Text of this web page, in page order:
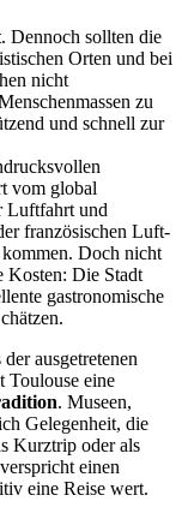
. Dennoch sollten die
Orten und bei
nicht
zu
und schnell zur
vom global
Luftfahrt und
französischen Luft-
Doch nicht
Kosten: Die Stadt
gastronomische
ausgetretenen
Toulouse eine
. Museen,
Gelegenheit, die
Kurztrip oder als
einen
eine Reise wert.